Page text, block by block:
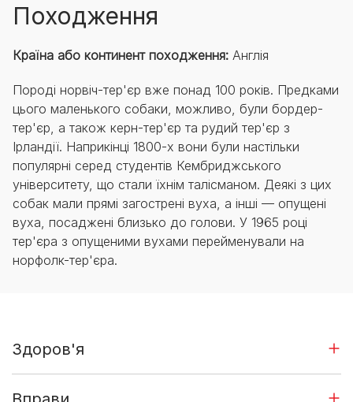
Походження
Країна або континент походження: Англія
Породі норвіч-тер'єр вже понад 100 років. Предками
цього маленького собаки, можливо, були бордер-
тер'єр, а також керн-тер'єр та рудий тер'єр з
Ірландії. Наприкінці 1800-х вони були настільки
популярні серед студентів Кембриджського
університету, що стали їхнім талісманом. Деякі з цих
собак мали прямі загострені вуха, а інші — опущені
вуха, посаджені близько до голови. У 1965 році
тер'єра з опущеними вухами перейменували на
норфолк-тер'єра.
Здоров'я